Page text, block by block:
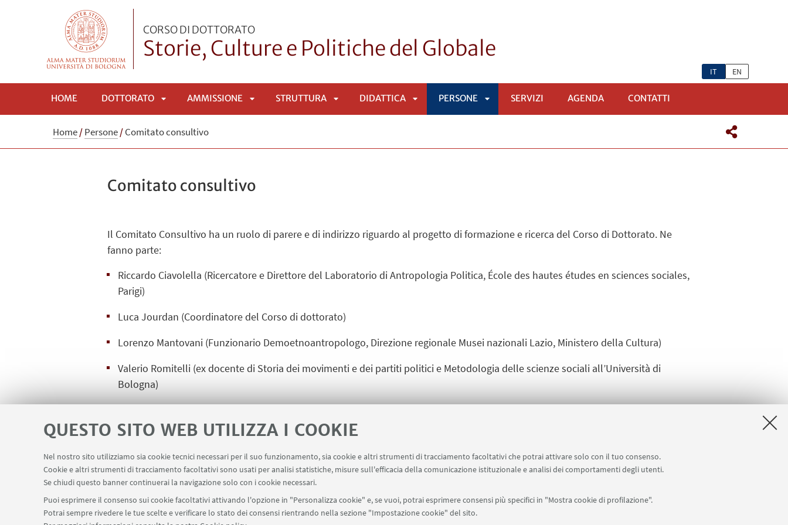
QUESTO SITO WEB UTILIZZA I COOKIE
Nel nostro sito utilizziamo sia cookie tecnici necessari per il suo funzionamento, sia cookie e altri strumenti di tracciamento facoltativi che potrai attivare solo con il tuo consenso.
Cookie e altri strumenti di tracciamento facoltativi sono usati per analisi statistiche, misure sull'efficacia della comunicazione istituzionale e analisi dei comportamenti degli utenti.
Se chiudi questo banner continuerai la navigazione solo con i cookie necessari.
Puoi esprimere il consenso sui cookie facoltativi attivando l'opzione in "Personalizza cookie" e, se vuoi, potrai esprimere consensi più specifici in "Mostra cookie di profilazione".
Potrai sempre rivedere le tue scelte e verificare lo stato dei consensi rientrando nella sezione "Impostazione cookie" del sito.
CORSO DI DOTTORATO
Storie, Culture e Politiche del Globale
IT EN
HOME DOTTORATO
APRI
AMMISSIONE STRUTTURA DIDATTICA PERSONE SERVIZI AGENDA CONTATTI
Home/Persone/Comitato consultivo
Comitato consultivo
Il Comitato Consultivo ha un ruolo di parere e di indirizzo riguardo al progetto di formazione e ricerca del Corso di Dottorato. Ne
fanno parte:
Riccardo Ciavolella (Ricercatore e Direttore del Laboratorio di Antropologia Politica, École des hautes études en sciences sociales,
Parigi)
Luca Jourdan (Coordinatore del Corso di dottorato)
Lorenzo Mantovani (Funzionario Demoetnoantropologo, Direzione regionale Musei nazionali Lazio, Ministero della Cultura)
Valerio Romitelli (ex docente di Storia dei movimenti e dei partiti politici e Metodologia delle scienze sociali all’Università di
Bologna)